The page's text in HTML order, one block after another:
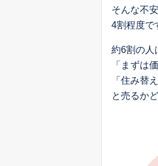
そんな不
4割程度で
約6割の人
「まずは
「住み替
と売るか